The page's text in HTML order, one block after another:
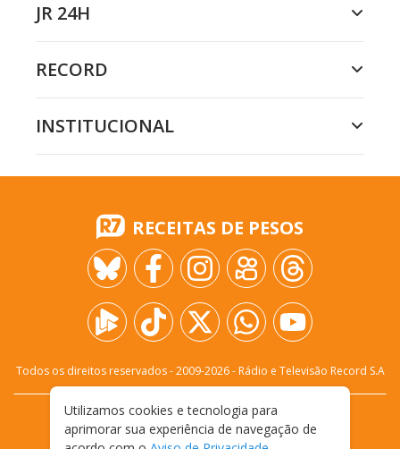
JR 24H
RECORD
INSTITUCIONAL
RECEITAS DE PESOS
Todos os direitos reservados - 2009-2026- Rádio e Televisão Record S.A
FALE CONOSCO
PRIVACIDADE
TERMOS E CONDIÇÕES DE USO
Utilizamos cookies e tecnologia para
aprimorar sua experiência de navegação de